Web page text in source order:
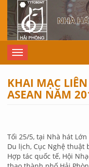
Nhảy đến nội dung
Toggle
navigation
KHAI MẠC
ASEAN NĂM
Tối 25/5, tại Nhà hát Lớn
Du lịch, Cục Nghệ
Hợp tác quốc tế, Hội